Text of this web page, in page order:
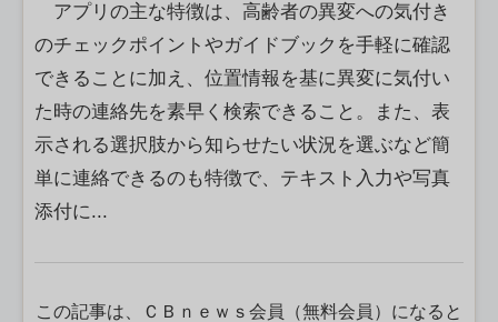
アプリの主な特徴は、高齢者の異変への気付き
のチェックポイントやガイドブックを手軽に確認
できることに加え、位置情報を基に異変に気付い
た時の連絡先を素早く検索できること。また、表
示される選択肢から知らせたい状況を選ぶなど簡
単に連絡できるのも特徴で、テキスト入力や写真
添付に...
この記事は、ＣＢｎｅｗｓ会員（無料会員）になると